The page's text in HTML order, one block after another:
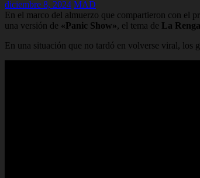
diciembre 8, 2024 MAD
En el marco del almuerzo que compartieron con el
una versión de «Panic Show», el tema de La Renga
En una situación que no tardó en volverse viral, los